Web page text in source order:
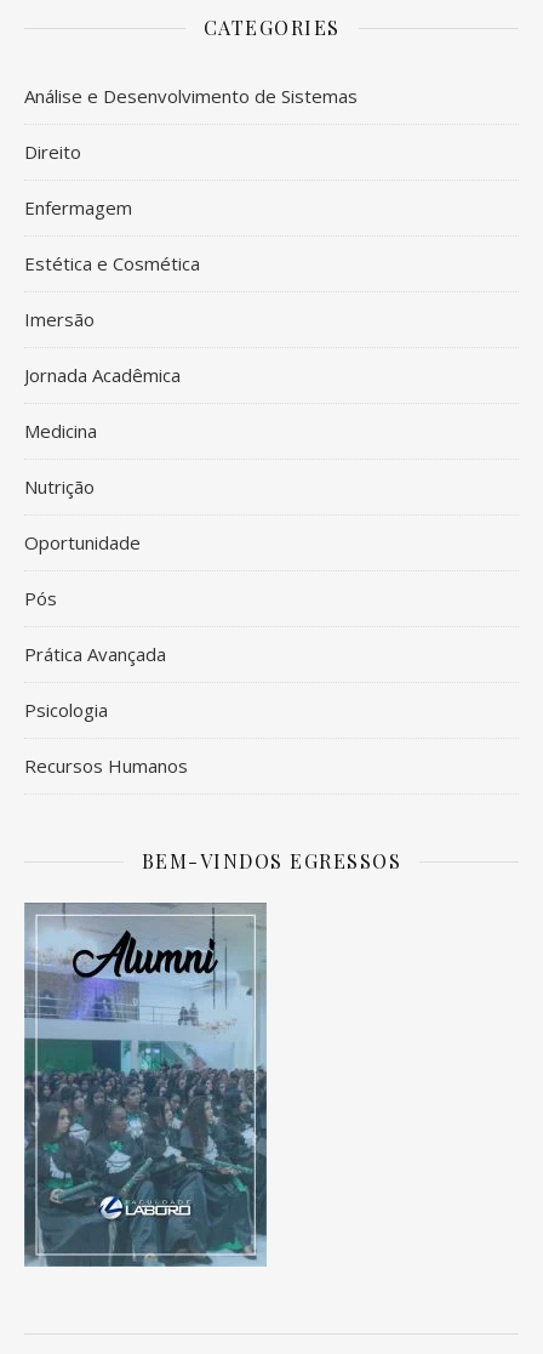
CATEGORIES
Análise e Desenvolvimento de Sistemas
Direito
Enfermagem
Estética e Cosmética
Imersão
Jornada Acadêmica
Medicina
Nutrição
Oportunidade
Pós
Prática Avançada
Psicologia
Recursos Humanos
BEM-VINDOS EGRESSOS